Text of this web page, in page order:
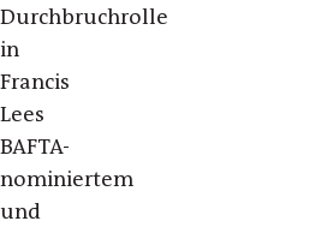
Durchbruchrolle
in
Francis
Lees
BAFTA-
nominiertem
und